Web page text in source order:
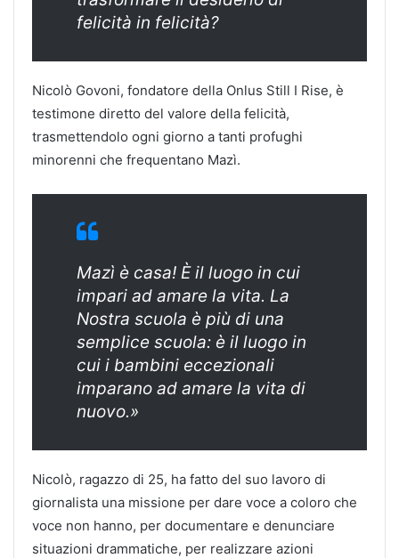
felicità in felicità?
Nicolò Govoni, fondatore della Onlus Still I Rise, è
testimone diretto del valore della felicità,
trasmettendolo ogni giorno a tanti profughi
minorenni che frequentano Mazì.
Mazì è casa! È il luogo in cui
impari ad amare la vita. La
Nostra scuola è più di una
semplice scuola: è il luogo in
cui i bambini eccezionali
imparano ad amare la vita di
nuovo.»
Nicolò, ragazzo di 25, ha fatto del suo lavoro di
giornalista una missione per dare voce a coloro che
voce non hanno, per documentare e denunciare
situazioni drammatiche, per realizzare azioni